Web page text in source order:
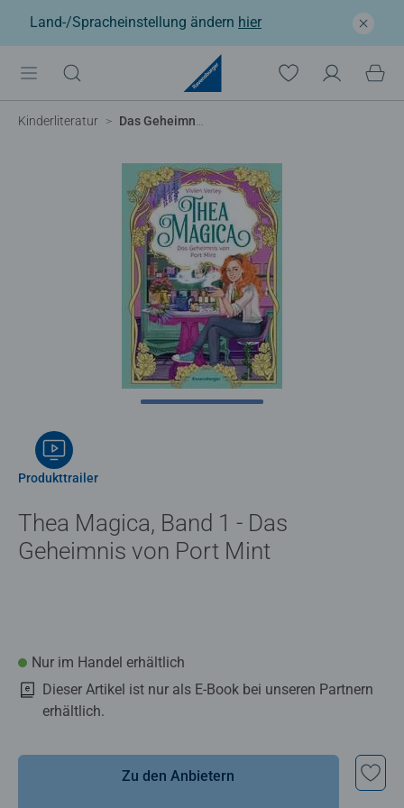
Land-/Spracheinstellung ändern hier
Kinderliteratur Das Geheimnis von Port Mint
Produkttrailer
Thea Magica, Band 1 - Das
Geheimnis von Port Mint
Nur im Handel erhältlich
Dieser Artikel ist nur als E-Book bei unseren Partnern
erhältlich.
Zu den Anbietern